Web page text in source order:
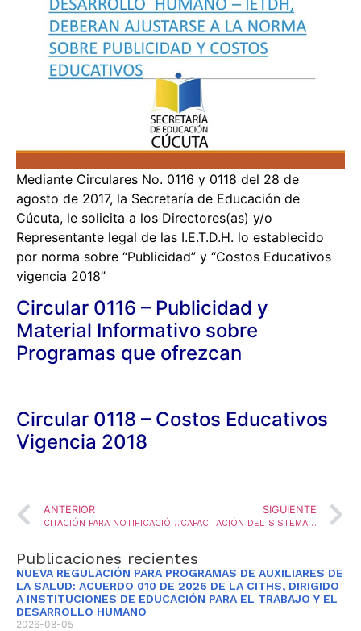
Mediante Circulares No. 0116 y 0118 del 28 de
agosto de 2017, la Secretaría de Educación de
Cúcuta, le solicita a los Directores(as) y/o
Representante legal de las I.E.T.D.H. lo establecido
por norma sobre “Publicidad” y “Costos Educativos
vigencia 2018”
Circular 0116 – Publicidad y
Material Informativo sobre
Programas que ofrezcan
Circular 0118 – Costos Educativos
Vigencia 2018
ANTERIOR
CITACIÓN PARA NOTIFICACIÓN DE PRESTACIONES PARA EL PERSONAL DOCENTE
SIGUIENTE
CAPACITACIÓN DEL SISTEMA DE ATENCIÓN AL CIUDADANO SAC Y PROTOCOLO DE SERVICIO
Publicaciones recientes
NUEVA REGULACIÓN PARA PROGRAMAS DE AUXILIARES DE
LA SALUD: ACUERDO 010 DE 2026 DE LA CITHS, DIRIGIDO
A INSTITUCIONES DE EDUCACIÓN PARA EL TRABAJO Y EL
DESARROLLO HUMANO
2026-08-05